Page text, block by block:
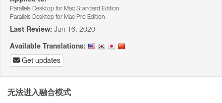
Parallels Desktop for Mac Standard Edition
Parallels Desktop for Mac Pro Edition
Last Review: Jun 16, 2020
Available Translations:
Get updates
无法进入融合模式